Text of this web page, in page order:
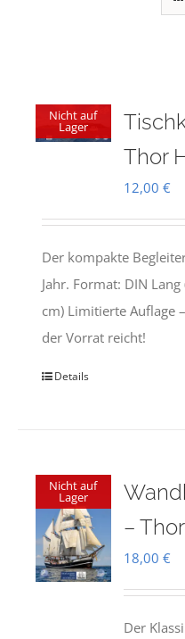
Nicht auf
Lager
Thor
12,00€
Der kompakte
Jahr. Format: DIN
cm) Limitierte Auflage
der Vorrat reicht!
Details
Nicht auf
Lager
–
18,00€
Der